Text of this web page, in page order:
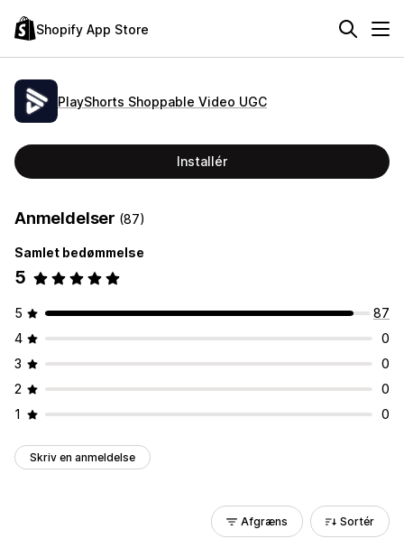
Shopify App Store
PlayShorts Shoppable Video UGC
Installér
Anmeldelser (87)
Samlet bedømmelse
5
5
87
4
0
3
0
2
0
1
0
Skriv en anmeldelse
Afgræns Sortér